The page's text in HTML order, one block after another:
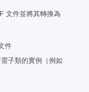
文件並將其轉換為
件
子類的實例（例如